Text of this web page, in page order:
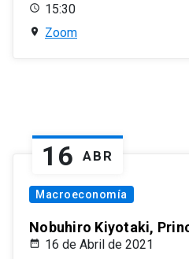
15:30
Zoom
16 ABR
Macroeconomía
Nobuhiro Kiyotaki,
16 de Abril de 2021